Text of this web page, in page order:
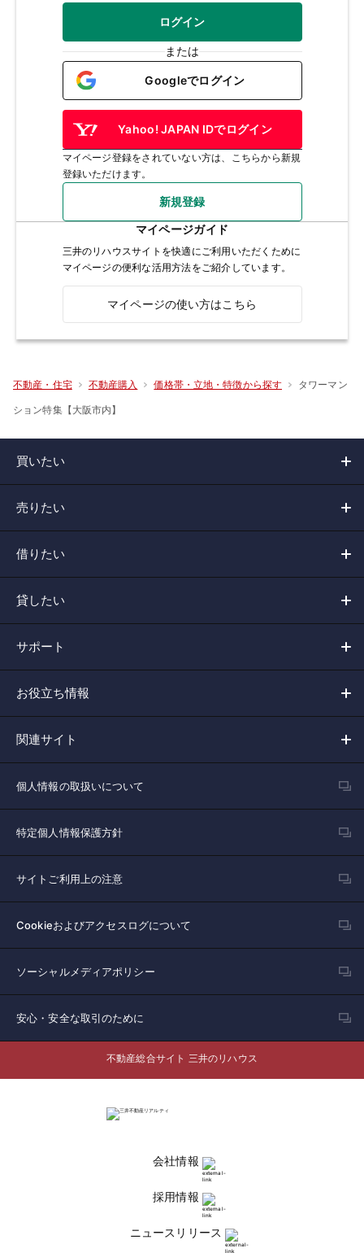
ログイン
または
Googleでログイン
Yahoo! JAPAN IDでログイン
マイページ登録をされていない方は、こちらから新規
登録いただけます。
新規登録
マイページガイド
三井のリハウスサイトを快適にご利用いただくために
マイページの便利な活用方法をご紹介しています。
マイページの使い方はこちら
不動産・住宅 不動産購入 価格帯・立地・特徴から探す タワーマン
ション特集【大阪市内】
買いたい
売りたい
借りたい
貸したい
サポート
お役立ち情報
関連サイト
個人情報の取扱いについて
特定個人情報保護方針
サイトご利用上の注意
Cookieおよびアクセスログについて
ソーシャルメディアポリシー
安心・安全な取引のために
不動産総合サイト 三井のリハウス
会社情報
採用情報
ニュースリリース